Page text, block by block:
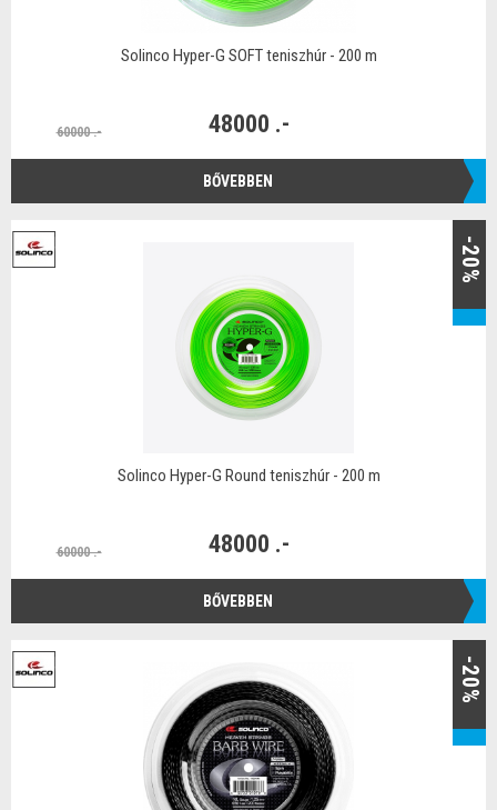
Solinco Hyper-G SOFT teniszhúr - 200 m
60000 .- 48000 .-
BŐVEBBEN
-20%
Solinco Hyper-G Round teniszhúr - 200 m
60000 .- 48000 .-
BŐVEBBEN
-20%